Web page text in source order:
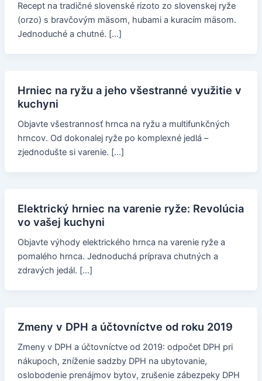
Recept na tradičné slovenské rizoto zo slovenskej ryže
(orzo) s bravčovým mäsom, hubami a kuracím mäsom.
Jednoduché a chutné. […]
Hrniec na ryžu a jeho všestranné využitie v
kuchyni
Objavte všestrannosť hrnca na ryžu a multifunkčných
hrncov. Od dokonalej ryže po komplexné jedlá –
zjednodušte si varenie. […]
Elektrický hrniec na varenie ryže: Revolúcia
vo vašej kuchyni
Objavte výhody elektrického hrnca na varenie ryže a
pomalého hrnca. Jednoduchá príprava chutných a
zdravých jedál. […]
Zmeny v DPH a účtovníctve od roku 2019
Zmeny v DPH a účtovníctve od 2019: odpočet DPH pri
nákupoch, zníženie sadzby DPH na ubytovanie,
oslobodenie prenájmov bytov, zrušenie zábezpeky DPH